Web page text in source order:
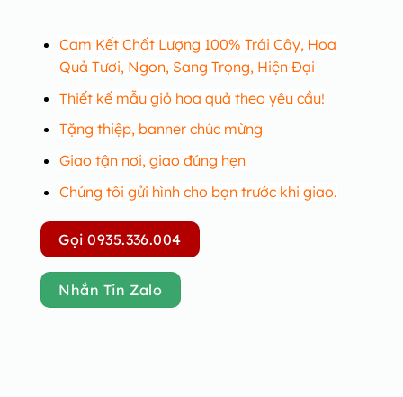
Cam Kết Chất Lượng 100% Trái Cây, Hoa
Quả Tươi, Ngon, Sang Trọng, Hiện Đại
Thiết kế mẫu giỏ hoa quả theo yêu cầu!
Tặng thiệp, banner chúc mừng
Giao tận nơi, giao đúng hẹn
Chúng tôi gửi hình cho bạn trước khi giao.
Gọi 0935.336.004
Nhắn Tin Zalo